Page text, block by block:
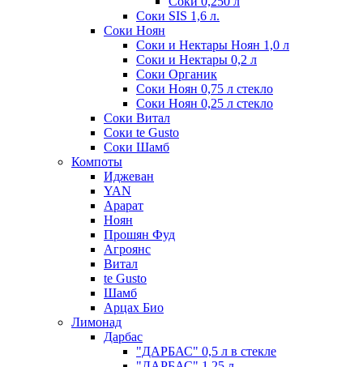
Соки SIS 1,6 л.
Соки Ноян
Соки и Нектары Ноян 1,0 л
Соки и Нектары 0,2 л
Соки Органик
Соки Ноян 0,75 л стекло
Соки Ноян 0,25 л стекло
Соки Витал
Соки te Gusto
Соки Шамб
Компоты
Иджеван
YAN
Арарат
Ноян
Прошян Фуд
Агроянс
Витал
te Gusto
Шамб
Арцах Био
Лимонад
Дарбас
"ДАРБАС" 0,5 л в стекле